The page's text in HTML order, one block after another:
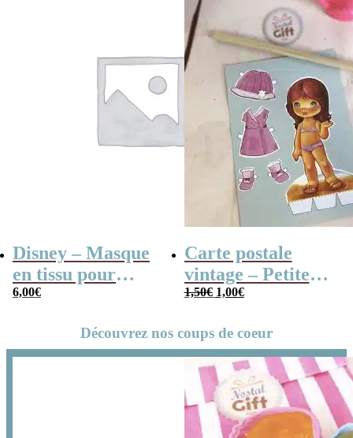
Disney – Masque
en tissu pour
visage – Princesse
6,00€
Carte postale
vintage – Petite
fille à habiller
1,50€ Le
était :
1,50€.
1,00€Le
est :
1,00€.
Découvrez nos coups de coeur